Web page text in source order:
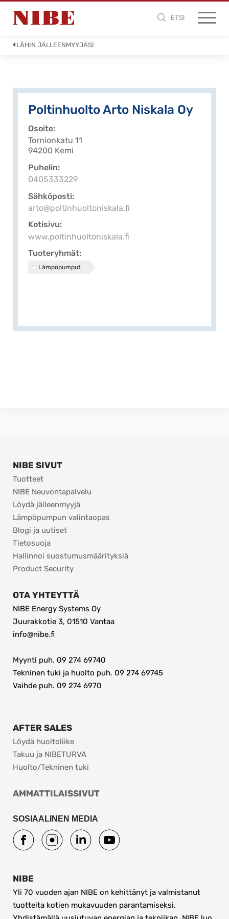
ETSI
LÄHIN JÄLLEENMYYJÄSI
Poltinhuolto Arto Niskala Oy
Osoite
Tornionkatu 11
94200 Kemi
Puhelin
0405333229
Sähköposti
arto@poltinhuoltoniskala.fi
Kotisivu
www.poltinhuoltoniskala.fi
Tuoteryhmät
Lämpöpumput
NIBE
Yli 70 vuoden ajan NIBE on kehittänyt ja valmistanut
tuotteita kotien mukavuuden parantamiseksi.
NIBE SIVUT
Tuotteet
NIBE Neuvontapalvelu
Löydä jälleenmyyjä
Lämpöpumpun valintaopas
Blogi ja uutiset
Tietosuoja
Hallinnoi suostumusmäärityksiä
Product Security
OTA YHTEYTTÄ
NIBE Energy Systems Oy
Juurakkotie 3, 01510 Vantaa
info@nibe.fi
Myynti puh. 09 274 69740
Tekninen tuki ja huolto puh. 09 274 69745
Vaihde puh. 09 274 6970
AFTER SALES
Löydä huoltoliike
Takuu ja NIBETURVA
Huolto/Tekninen tuki
AMMATTILAISSIVUT
SOSIAALINEN MEDIA